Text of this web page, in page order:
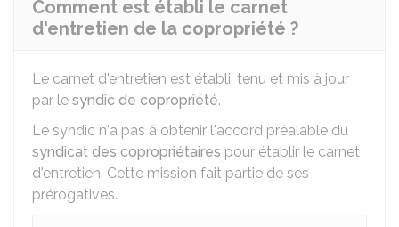
Comment est établi le carnet
d'entretien de la copropriété ?
Le carnet d'entretien est établi, tenu et mis à jour
par le syndic de copropriété.
Le syndic n'a pas à obtenir l'accord préalable du
syndicat des copropriétaires pour établir le carnet
d'entretien. Cette mission fait partie de ses
prérogatives.